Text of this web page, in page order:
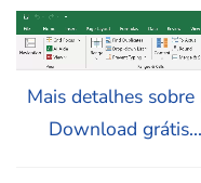
Mais detalhes
Download grátis...